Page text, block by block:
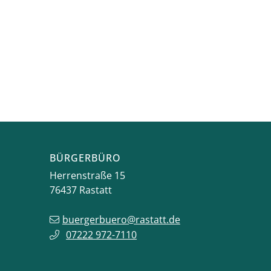
BÜRGERBÜRO
Herrenstraße 15
76437 Rastatt
buergerbuero@rastatt.de
07222 972-7110